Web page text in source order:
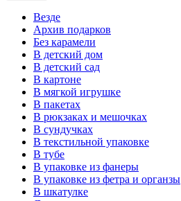
Везде
Архив подарков
Без карамели
В детский дом
В детский сад
В картоне
В мягкой игрушке
В пакетах
В рюкзаках и мешочках
В сундучках
В текстильной упаковке
В тубе
В упаковке из фанеры
В упаковке из фетра и органзы
В шкатулке